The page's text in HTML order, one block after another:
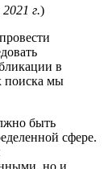
г.)
в
поиска мы
быть
сфере.
но и